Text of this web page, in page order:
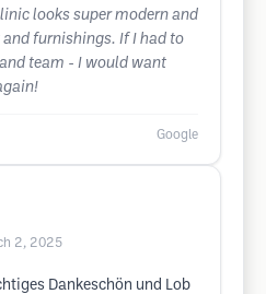
looks super modern and
furnishings. If I had to
team - I would want
Google
2, 2025
Dankeschön und Lob